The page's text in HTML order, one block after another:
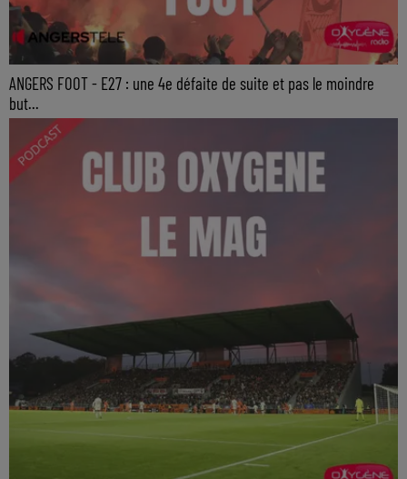
ANGERS FOOT - E27 : une 4e défaite de suite et pas le moindre
but...